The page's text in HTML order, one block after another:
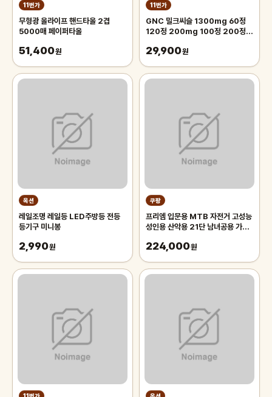
11번가
무형광 올라이프 핸드타올 2겹
5000매 페이퍼타올
51,400원
11번가
GNC 밀크씨슬 1300mg 60정
120정 200mg 100정 200정
29,900원
옥션
레일조명 레일등 LED주방등 전등
등기구 미니봉
2,990원
쿠팡
프리엠 입문용 MTB 자전거 고성능
성인용 산악용 21단 남녀공용 가성
175cm, 그레이 오렌지/21단/26
224,000원